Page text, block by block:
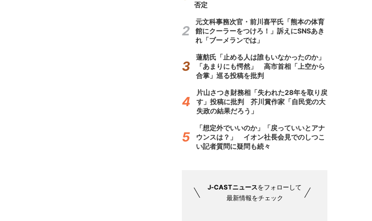
否定
元文科事務次官・前川喜平氏「熊本の体育
館にクーラーをつけろ！」訴えにSNSあき
れ「ブーメランでは」
蓮舫氏「止める人は誰もいなかったのか」
「あまりにも愕然」 高市首相「上空から
合掌」巡る投稿を批判
片山さつき財務相「失われた28年を取り戻
す」投稿に批判 芥川賞作家「自民党の大
失政の結果だろう」
「想定外でいいのか」「戻っていいとアナ
ウンスは？」 イオン社長会見でのしつこ
い記者質問に疑問も続々
J-CASTニュースをフォローして
最新情報をチェック